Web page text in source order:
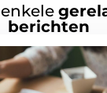
berichten